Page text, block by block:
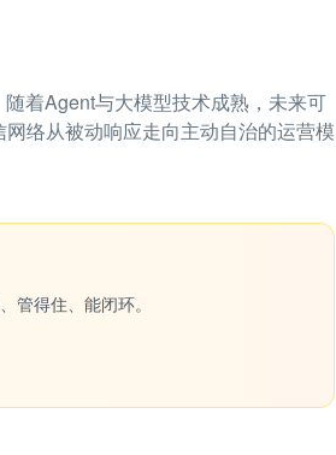
着Agent与大模型技术成熟，未来可
络从被动响应走向主动自治的运营模
管得住、能闭环。